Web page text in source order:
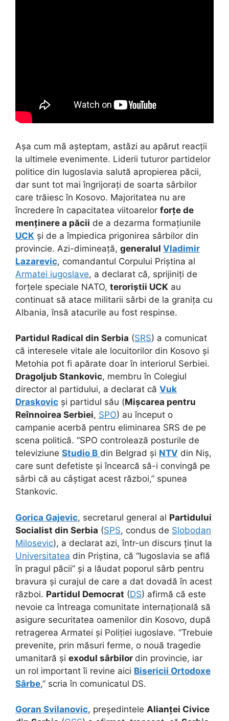
Așa cum mă așteptam, astăzi au apărut reacții
la ultimele evenimente. Liderii tuturor partidelor
politice din Iugoslavia salută apropierea păcii,
dar sunt tot mai îngrijorați de soarta sârbilor
care trăiesc în Kosovo. Majoritatea nu are
încredere în capacitatea viitoarelor forțe de
menținere a păcii de a dezarma formațiunile
UCK și de a împiedica prigonirea sârbilor din
provincie. Azi-dimineață, generalul Vladimir
Lazarevic, comandantul Corpului Priștina al
Armatei iugoslave, a declarat că, sprijiniți de
forțele speciale NATO, teroriștii UCK au
continuat să atace militarii sârbi de la granița cu
Albania, însă atacurile au fost respinse.
Partidul Radical din Serbia (SRS) a comunicat
că interesele vitale ale locuitorilor din Kosovo și
Metohia pot fi apărate doar în interiorul Serbiei.
Dragoljub Stankovic, membru în Colegiul
director al partidului, a declarat că Vuk
Draskovic și partidul său (Mișcarea pentru
Reînnoirea Serbiei, SPO) au început o
campanie acerbă pentru eliminarea SRS de pe
scena politică. “SPO controlează posturile de
televiziune Studio B din Belgrad și NTV din Niș,
care sunt defetiste și încearcă să-i convingă pe
sârbi că au câștigat acest război,” spunea
Stankovic.
Gorica Gajevic, secretarul general al Partidului
Socialist din Serbia (SPS, condus de Slobodan
Milosevic), a declarat azi, într-un discurs ținut la
Universitatea din Priștina, că “Iugoslavia se află
în pragul păcii” și a lăudat poporul sârb pentru
bravura și curajul de care a dat dovadă în acest
război. Partidul Democrat (DS) afirmă că este
nevoie ca întreaga comunitate internațională să
asigure securitatea oamenilor din Kosovo, după
retragerea Armatei și Poliției iugoslave. “Trebuie
prevenite, prin măsuri ferme, o nouă tragedie
umanitară și exodul sârbilor din provincie, iar
un rol important îi revine aici Bisericii Ortodoxe
Sârbe,” scria în comunicatul DS.
Goran Svilanovic, președintele Alianței Civice